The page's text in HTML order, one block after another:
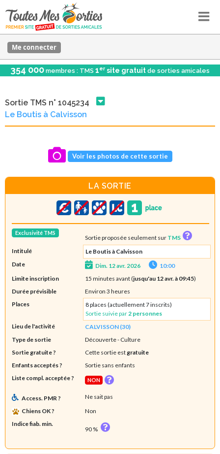
Me connecter
354 000 membres : TMS 1er site gratuit de sorties amicales
Sortie TMS n° 1045234
Le Boutis à Calvisson
Voir les photos de cette sortie
LA SORTIE
Exclusivité TMS
Sortie proposée seulement sur TMS
Intitulé
Le Boutis à Calvisson
Date
Dim. 12 avr. 2026
10:00
Limite inscription
15 minutes avant (jusqu'au 12 avr. à 09:45)
Durée prévisible
Environ 3 heures
Places
8 places (actuellement 7 inscrits)
Sortie suivie par 2 personnes
Lieu de l'activité
CALVISSON (30)
Type de sortie
Découverte- Culture
Sortie gratuite ?
Cette sortie est gratuite
Enfants acceptés ?
Sortie sans enfants
Liste compl. acceptée ?
NON
Access. PMR ?
Ne sait pas
Chiens OK ?
Non
Indice fiab. min.
90 %